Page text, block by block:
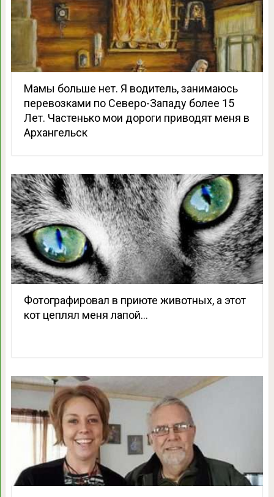
Мамы больше нет. Я водитель, занимаюсь
перевозками по Северо-Западу более 15
Лет. Частенько мои дороги приводят меня в
Архангельск
Фотографировал в приюте животных, а этот
кот цеплял меня лапой…